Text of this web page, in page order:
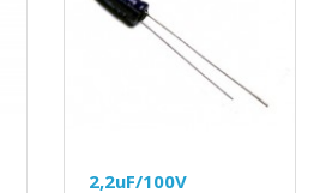
2,2uF/100V